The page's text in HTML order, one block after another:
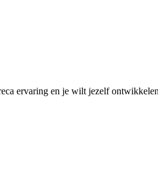
ervaring en je wilt jezelf